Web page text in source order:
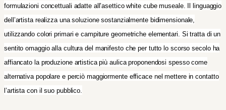
formulazioni concettuali adatte all’asettico white cube museale. Il linguaggio
dell’artista realizza una soluzione sostanzialmente bidimensionale,
utilizzando colori primari e campiture geometriche elementari. Si tratta di un
sentito omaggio alla cultura del manifesto che per tutto lo scorso secolo ha
affiancato la produzione artistica più aulica proponendosi spesso come
alternativa popolare e perciò maggiormente efficace nel mettere in contatto
l’artista con il suo pubblico.